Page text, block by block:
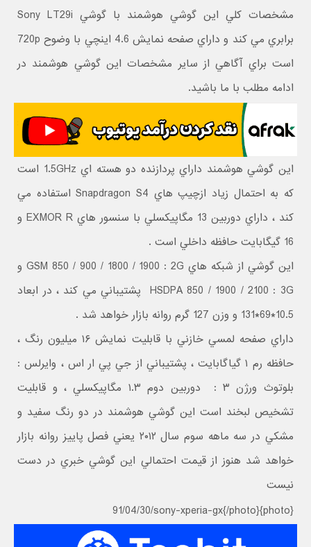
مشخصات کلي اين گوشي هوشمند با گوشي Sony LT29i
برابري مي کند و داراي صفحه نمايش 4.6 اينچي با وضوح 720p
است براي آگاهي از ساير مشخصات اين گوشي هوشمند در
ادامه مطلب با ما باشيد.
اين گوشي هوشمند داراي پردازنده دو هسته اي 1.5GHz است
که به احتمال زياد ازچيپ هاي Snapdragon S4 استفاده مي
کند ، داراي دوربين 13 مگاپيکسلي با سنسور هاي EXMOR R و
16 گيگابايت حافظه داخلي است .
اين گوشي از شبکه هاي GSM 850 / 900 / 1800 / 1900 : 2G و
HSDPA 850 / 1900 / 2100 : 3G پشتيباني مي کند ، در ابعاد
10.5*69*131 و وزن 127 گرم روانه بازار خواهد شد .
داراي صفحه لمسي خازني با قابليت نمايش ۱۶ ميليون رنگ ،
حافظه رم ۱ گياگابايت ، پشتيباني از جي پي ار اس ، وايرلس :
بلوتوث ورژن ۳ : دوربين دوم ۱.۳ مگاپيکسلي ، و قابليت
تشخيص لبخند است اين گوشي هوشمند در دو رنگ سفيد و
مشکي در سه ماهه سوم سال ۲۰۱۲ يعني فصل پاييز روانه بازار
خواهد شد هنوز از قيمت احتمالي اين گوشي خبري در دست
نيست
{photo}91/04/30/sony-xperia-gx{/photo}